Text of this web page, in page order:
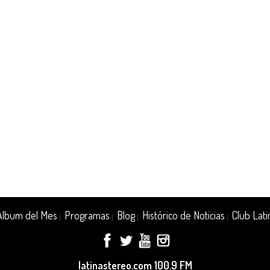
del Mes Programas Blog| Histórico de Noticias Club
latinastereo.com 100.9 FM